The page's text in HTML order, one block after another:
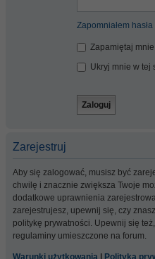
Zapomniałem hasła
Zapamiętaj mnie
Ukryj mnie w tej
Zarejestruj
Aby się zalogować, musisz być
chwilę i znacznie zwiększa Twoje
dodatkowe uprawnienia
zarejestrujesz, upewnij się, czy
politykę prywatności. Upewnij się
regulaminy umieszczone na forum.
Warunki użytkowania Polityka